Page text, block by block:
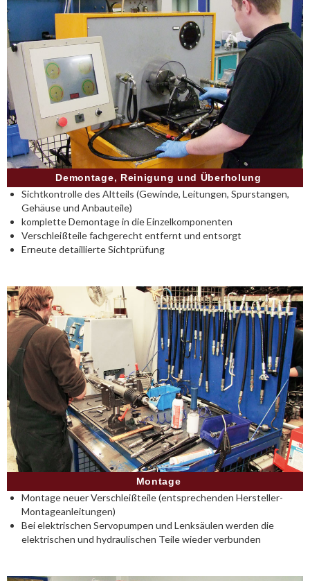
Demontage, Reinigung und Überholung
Sichtkontrolle des Altteils (Gewinde, Leitungen, Spurstangen,
Gehäuse und Anbauteile)
komplette Demontage in die Einzelkomponenten
Verschleißteile fachgerecht entfernt und entsorgt
Erneute detaillierte Sichtprüfung
Montage
Montage neuer Verschleißteile (entsprechenden Hersteller-
Montageanleitungen)
Bei elektrischen Servopumpen und Lenksäulen werden die
elektrischen und hydraulischen Teile wieder verbunden